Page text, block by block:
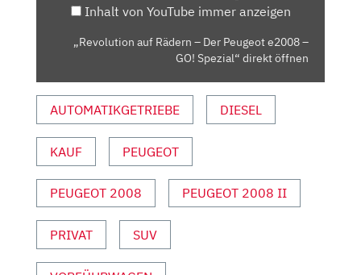
YOUTUBE
ANZEIGEN
Inhalt von YouTube immer anzeigen
„Revolution auf Rädern – Der Peugeot e2008 –
GO! Spezial“ direkt öffnen
AUTOMATIKGETRIEBE DIESEL
KAUF PEUGEOT
PEUGEOT 2008 PEUGEOT 2008 II
PRIVAT SUV